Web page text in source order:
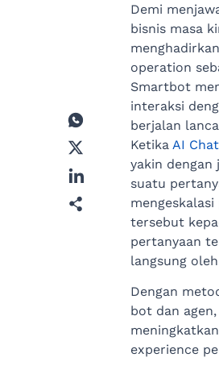
Demi
bisnis masa
operation
Smartbot
interaksi
berjalan
Ketika AI
yakin dengan
suatu
tersebut
pertanyaan
langsung
Dengan
bot dan
experience